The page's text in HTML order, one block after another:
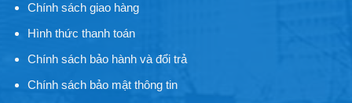
Chính sách giao hàng
Hình thức thanh toán
Chính sách bảo hành và đổi trả
Chính sách bảo mật thông tin